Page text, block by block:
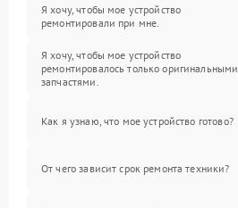
Я хочу, чтобы мое устройство
ремонтировали при мне.
Я хочу, чтобы мое устройство
ремонтировалось только оригинальными
запчастями.
Как я узнаю, что мое устройство готово?
От чего зависит срок ремонта техники?